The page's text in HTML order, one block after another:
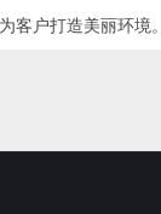
客户打造美丽环境。